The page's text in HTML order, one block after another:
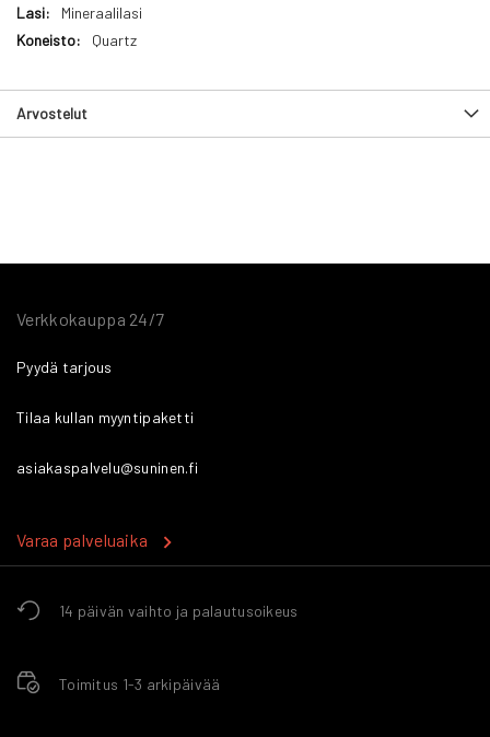
Mineraalilasi
Quartz
Arvostelut
14 päivän vaihto ja palautusoikeus
Toimitus 1-3 arkipäivää
Verkkokauppa 24/7
Pyydä tarjous
Tilaa kullan myyntipaketti
asiakaspalvelu@suninen.fi
Varaa palveluaika